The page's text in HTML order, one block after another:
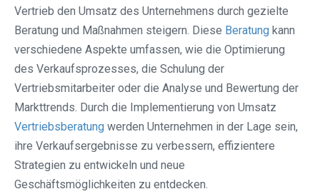
Vertrieb den Umsatz des Unternehmens durch gezielte
Beratung und Maßnahmen steigern. Diese Beratung kann
verschiedene Aspekte umfassen, wie die Optimierung
des Verkaufsprozesses, die Schulung der
Vertriebsmitarbeiter oder die Analyse und Bewertung der
Markttrends. Durch die Implementierung von Umsatz
Vertriebsberatung werden Unternehmen in der Lage sein,
ihre Verkaufsergebnisse zu verbessern, effizientere
Strategien zu entwickeln und neue
Geschäftsmöglichkeiten zu entdecken.